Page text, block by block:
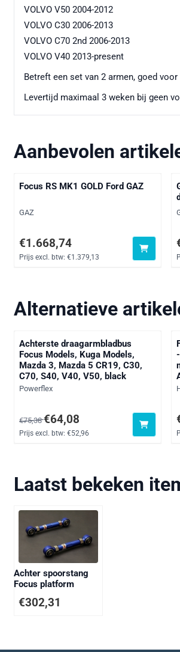
VOLVO V50 2004-2012
VOLVO C30 2006-2013
VOLVO C70 2nd 2006-2013
VOLVO V40 2013-present
Betreft een set van 2 armen, goed voor
Levertijd maximaal 3 weken bij geen
Aanbevolen
Focus RS MK1 GOLD Ford GAZ
Merk:
GAZ
Prijs: 1 668,74, exclusief btw: 1 379,13
€1.668,74
Prijs excl. btw: €1.379,13
Alternatieve
Achterste draagarmbladbus
Focus Models, Kuga Models,
Mazda 3, Mazda 5 CR19, C30,
C70, S40, V40, V50, black
Merk:
Powerflex
Van 75,38 voor 64,08, exclusief btw:
€75,38€64,08
Prijs excl. btw: €52,96
Laatst bekeken
Achter spoorstang
Focus platform
€302,31